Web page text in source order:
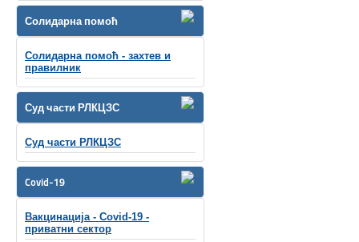
Солидарна помоћ
Солидарна помоћ - захтев и
правилник
Суд части РЛКЦЗС
Суд части РЛКЦЗС
Covid-19
Вакцинација - Covid-19 -
приватни сектор